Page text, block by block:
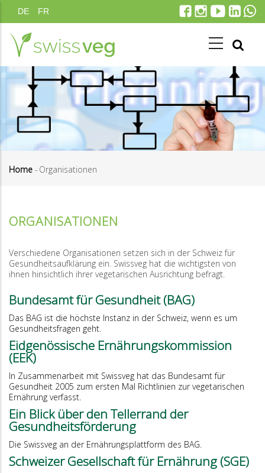
to
main
content
DE FR
Home - Organisationen
ORGANISATIONEN
Verschiedene Organisationen setzen sich in der Schweiz für
Gesundheitsaufklärung ein. Swissveg hat die wichtigsten von
ihnen hinsichtlich ihrer vegetarischen Ausrichtung befragt.
Bundesamt für Gesundheit (BAG)
Das BAG ist die höchste Instanz in der Schweiz, wenn es um
Gesundheitsfragen geht.
Eidgenössische Ernährungskommission
(EEK)
In Zusammenarbeit mit Swissveg hat das Bundesamt für
Gesundheit 2005 zum ersten Mal Richtlinien zur vegetarischen
Ernährung verfasst.
Ein Blick über den Tellerrand der
Gesundheitsförderung
Die Swissveg an der Ernährungsplattform des BAG.
Schweizer Gesellschaft für Ernährung (SGE)